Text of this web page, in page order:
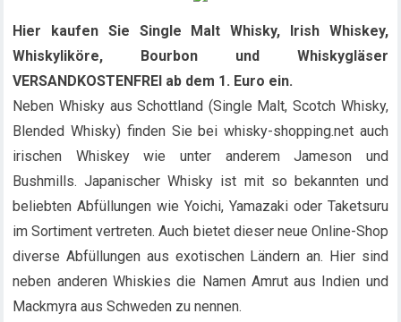
Hier kaufen Sie Single Malt Whisky, Irish Whiskey,
Whiskyliköre, Bourbon und Whiskygläser
VERSANDKOSTENFREI ab dem 1. Euro ein.
Neben Whisky aus Schottland (Single Malt, Scotch Whisky,
Blended Whisky) finden Sie bei whisky-shopping.net auch
irischen Whiskey wie unter anderem Jameson und
Bushmills. Japanischer Whisky ist mit so bekannten und
beliebten Abfüllungen wie Yoichi, Yamazaki oder Taketsuru
im Sortiment vertreten. Auch bietet dieser neue Online-Shop
diverse Abfüllungen aus exotischen Ländern an. Hier sind
neben anderen Whiskies die Namen Amrut aus Indien und
Mackmyra aus Schweden zu nennen.